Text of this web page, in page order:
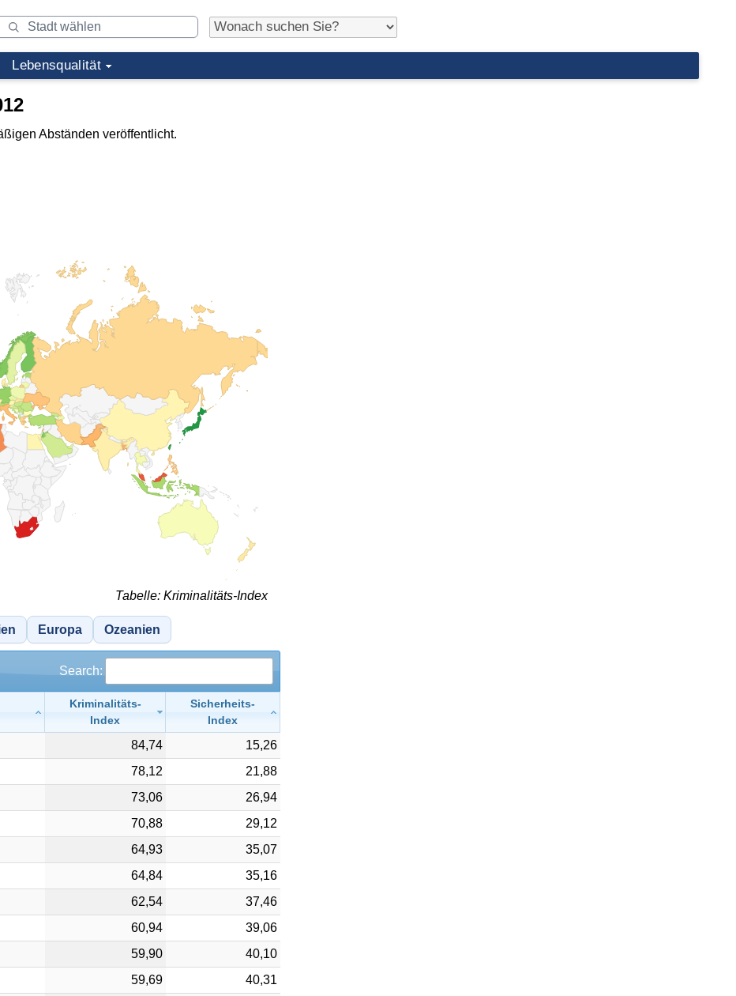
Lebensqualität
Abständen veröffentlicht.
Tabelle: Kriminalitäts-Index
Europa Ozeanien
Search:
Kriminalitäts-
Index
Sicherheits-
Index
84,74
15,26
78,12
21,88
73,06
26,94
70,88
29,12
64,93
35,07
64,84
35,16
62,54
37,46
60,94
39,06
59,90
40,10
59,69
40,31